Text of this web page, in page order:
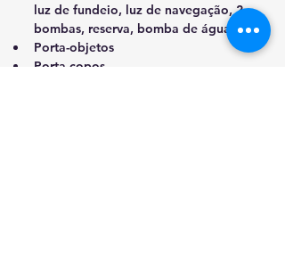
luz de fundeio, luz de navegação, 2
bombas, reserva, bomba de água doce
Porta-objetos
Porta-copos